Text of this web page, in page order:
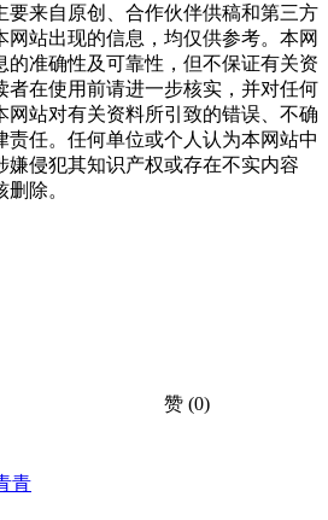
要来自原创、合作伙伴供稿和第三方
网站出现的信息，均仅供参考。本网
的准确性及可靠性，但不保证有关资
者在使用前请进一步核实，并对任何
网站对有关资料所引致的错误、不确
责任。任何单位或个人认为本网站中
嫌侵犯其知识产权或存在不实内容
除。
赞 (0)
青